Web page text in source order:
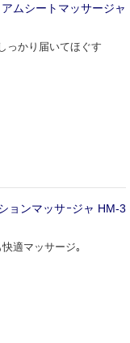
ムシートマッサージャ
っかり届いてほぐす
ョンマッサｰジャ HM-3
適マッサージ｡